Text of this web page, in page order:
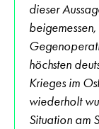
dieser
höchsten
Krieges im
wiederholt
Situation am